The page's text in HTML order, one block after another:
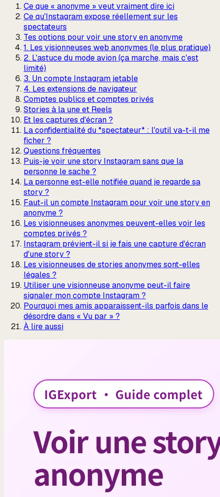
Ce que « anonyme » veut vraiment dire ici
Ce qu'Instagram expose réellement sur les
spectateurs
Tes options pour voir une story en anonyme
1. Les visionneuses web anonymes (le plus pratique)
2. L'astuce du mode avion (ça marche, mais c'est
limité)
3. Un compte Instagram jetable
4. Les extensions de navigateur
Comptes publics et comptes privés
Stories à la une et Reels
Et les captures d'écran ?
La confidentialité du *spectateur* : l'outil va-t-il me
ficher ?
Questions fréquentes
Puis-je voir une story Instagram sans que la
personne le sache ?
La personne est-elle notifiée quand je regarde sa
story ?
Faut-il un compte Instagram pour voir une story en
anonyme ?
Les visionneuses anonymes peuvent-elles voir les
comptes privés ?
Instagram prévient-il si je fais une capture d'écran
d'une story ?
Les visionneuses de stories anonymes sont-elles
légales ?
Utiliser une visionneuse anonyme peut-il faire
signaler mon compte Instagram ?
Pourquoi mes amis apparaissent-ils parfois dans le
désordre dans « Vu par » ?
À lire aussi